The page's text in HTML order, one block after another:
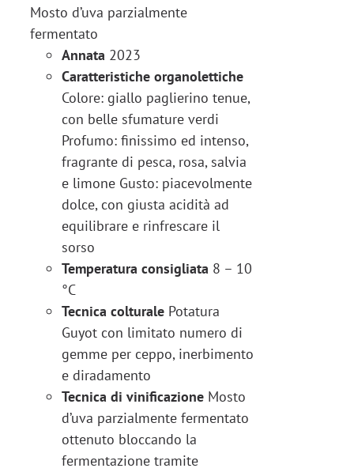
Mosto d’uva parzialmente
fermentato
Annata 2023
Caratteristiche organolettiche
Colore: giallo paglierino tenue,
con belle sfumature verdi
Profumo: finissimo ed intenso,
fragrante di pesca, rosa, salvia
e limone Gusto: piacevolmente
dolce, con giusta acidità ad
equilibrare e rinfrescare il
sorso
Temperatura consigliata 8 – 10
°C
Tecnica colturalePotatura
Guyot con limitato numero di
gemme per ceppo, inerbimento
e diradamento
Tecnica di vinificazioneMosto
d’uva parzialmente fermentato
ottenuto bloccando la
fermentazione tramite